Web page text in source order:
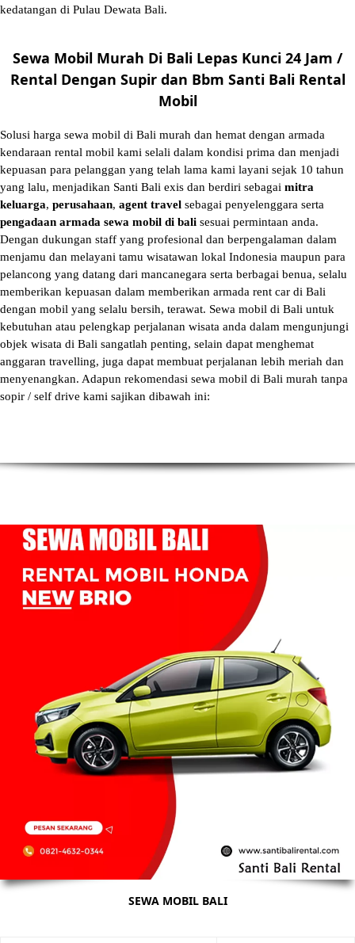
kedatangan di Pulau Dewata Bali.
Sewa Mobil Murah Di Bali Lepas Kunci 24 Jam /
Rental Dengan Supir dan Bbm Santi Bali Rental
Mobil
Solusi harga sewa mobil di Bali murah dan hemat dengan armada
kendaraan rental mobil kami selali dalam kondisi prima dan menjadi
kepuasan para pelanggan yang telah lama kami layani sejak 10 tahun
yang lalu, menjadikan Santi Bali exis dan berdiri sebagai mitra
keluarga, perusahaan, agent travel sebagai penyelenggara serta
pengadaan armada sewa mobil di bali sesuai permintaan anda.
Dengan dukungan staff yang profesional dan berpengalaman dalam
menjamu dan melayani tamu wisatawan lokal Indonesia maupun para
pelancong yang datang dari mancanegara serta berbagai benua, selalu
memberikan kepuasan dalam memberikan armada rent car di Bali
dengan mobil yang selalu bersih, terawat. Sewa mobil di Bali untuk
kebutuhan atau pelengkap perjalanan wisata anda dalam mengunjungi
objek wisata di Bali sangatlah penting, selain dapat menghemat
anggaran travelling, juga dapat membuat perjalanan lebih meriah dan
menyenangkan. Adapun rekomendasi sewa mobil di Bali murah tanpa
sopir / self drive kami sajikan dibawah ini:
SEWA MOBIL BALI